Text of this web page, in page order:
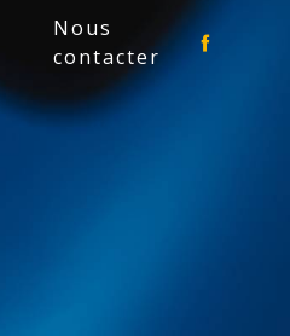
Nous
contacter